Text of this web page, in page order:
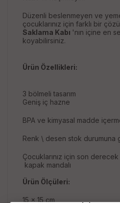
Düzenli beslenmeyen ve
çocuklarınız için farklı bir
Saklama Kabı 'nın içine en
koyabilirsiniz.
Ürün Özellikleri:
3 bölmeli tasarım
Geniş iç hazne
BPA ve kimyasal madde
Renk \ desen stok durumuna
Çocuklarınız için son derecek
kapak mandalı
Ürün Ölçüleri:
15 x 15 cm